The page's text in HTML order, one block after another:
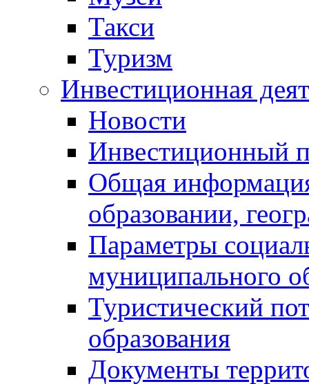
Такси
Туризм
Инвестиционная
Новости
Инвестиционный
Общая
образовании,
Параметры
муниципального
Туристический
образования
Документы